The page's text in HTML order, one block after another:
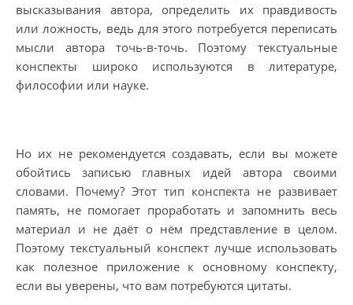
высказывания автора, определить их правдивость
или ложность, ведь для этого потребуется переписать
мысли автора точь-в-точь. Поэтому текстуальные
конспекты широко используются в литературе,
философии или науке.
Но их не рекомендуется создавать, если вы можете
обойтись записью главных идей автора своими
словами. Почему? Этот тип конспекта не развивает
память, не помогает проработать и запомнить весь
материал и не даёт о нём представление в целом.
Поэтому текстуальный конспект лучше использовать
как полезное приложение к основному конспекту,
если вы уверены, что вам потребуются цитаты.